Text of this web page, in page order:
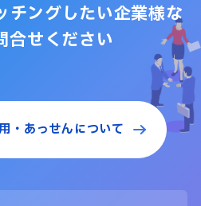
チングしたい企業様な
合せください
・ あっせんについて